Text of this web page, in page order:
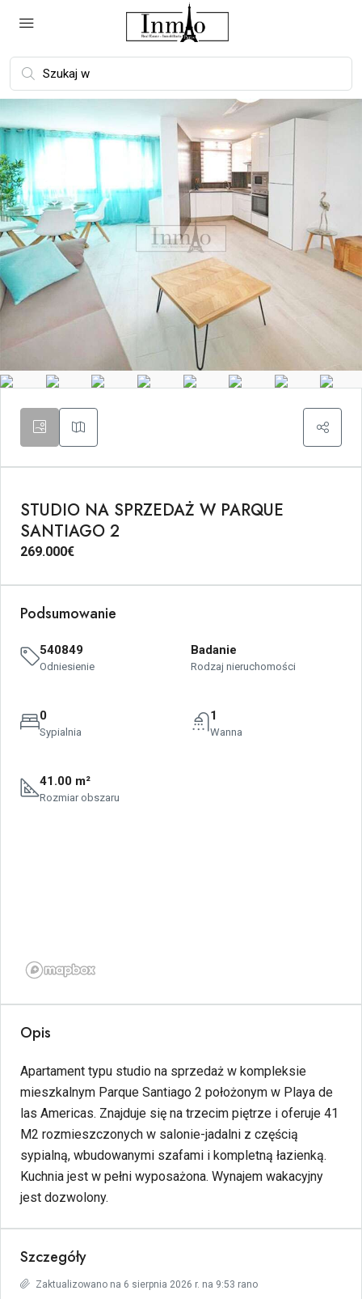
STUDIO NA SPRZEDAŻ W PARQUE
SANTIAGO 2
269.000€
Podsumowanie
540849
Odniesienie
Badanie
Rodzaj nieruchomości
0
Sypialnia
1
Wanna
41.00 m²
Rozmiar obszaru
Opis
Apartament typu studio na sprzedaż w kompleksie
mieszkalnym Parque Santiago 2 położonym w Playa de
las Americas. Znajduje się na trzecim piętrze i oferuje 41
M2 rozmieszczonych w salonie-jadalni z częścią
sypialną, wbudowanymi szafami i kompletną łazienką.
Kuchnia jest w pełni wyposażona. Wynajem wakacyjny
jest dozwolony.
Szczegóły
Zaktualizowano na 6 sierpnia 2026 r. na 9:53 rano